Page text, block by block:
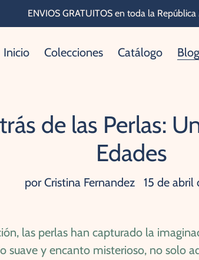
ENVIOS GRATUITOS en toda la
Inicio Colecciones Catálogo Blog
de las Perlas:
Edades
por Cristina Fernandez 15 de abril
las perlas han capturado la
suave y encanto misterioso, no solo